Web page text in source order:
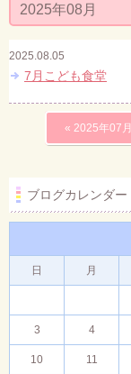
2025年08月
2025.08.05
7月こども食堂
« 2025年07月
ブログカレンダー
日 月
3 4
10 11